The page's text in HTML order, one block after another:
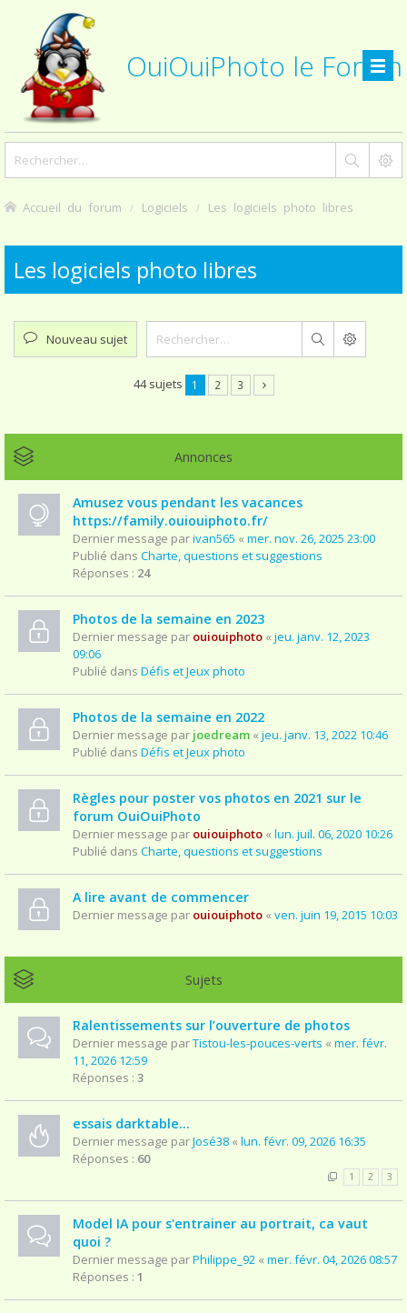
OuiOuiPhoto le Forum
Accueil du forum Logiciels Les logiciels photo libres
Les logiciels photo libres
Nouveau sujet Rechercher
44 sujets 1 2 3
Annonces
Amusez vous pendant les vacances
https://family.ouiouiphoto.fr/
Dernier message parivan565 « mer. nov. 26, 2025 23:00
Publié dans Charte, questions et suggestions
Réponses : 24
Photos de la semaine en 2023
Dernier message par ouiouiphoto « jeu. janv. 12, 2023
09:06
Publié dans Défis et Jeux photo
Photos de la semaine en 2022
Dernier message par joedream « jeu. janv. 13, 2022 10:46
Publié dans Défis et Jeux photo
Règles pour poster vos photos en 2021 sur le
forum OuiOuiPhoto
Dernier message par ouiouiphoto « lun. juil. 06, 2020 10:26
Publié dans Charte, questions et suggestions
A lire avant de commencer
Dernier message par ouiouiphoto « ven. juin 19, 2015 10:03
Sujets
Ralentissements sur l’ouverture de photos
Dernier message parTistou-les-pouces-verts « mer. févr.
11, 2026 12:59
Réponses : 3
essais darktable...
Dernier message parJosé38 « lun. févr. 09, 2026 16:35
Réponses : 60
1 2 3
Model IA pour s'entrainer au portrait, ca vaut
quoi ?
Dernier message parPhilippe_92 « mer. févr. 04, 2026 08:57
Réponses : 1